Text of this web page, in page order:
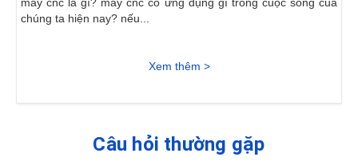
chúng ta hiện nay? nếu...
Xem thêm >
Câu hỏi thường gặp